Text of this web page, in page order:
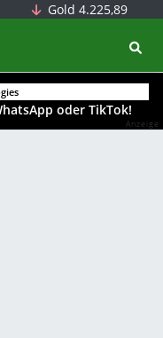
Gold 4.225,89
oder TikTok!
Anzeige